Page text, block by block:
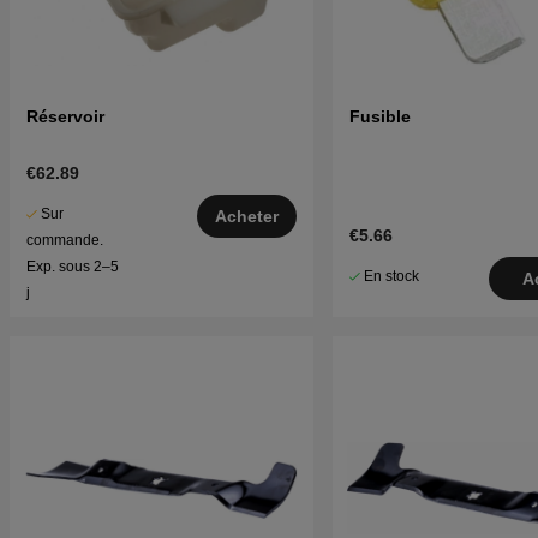
Réservoir
€62.89
Sur
commande.
Exp. sous 2–5
j
Acheter
Fusible
€5.66
En stock